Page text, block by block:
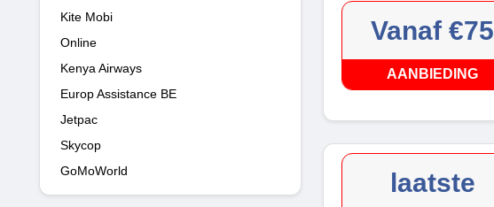
Kite Mobi
Online
Kenya Airways
Europ Assistance BE
Jetpac
Skycop
GoMoWorld
Vanaf €75
AANBIEDING
laatste